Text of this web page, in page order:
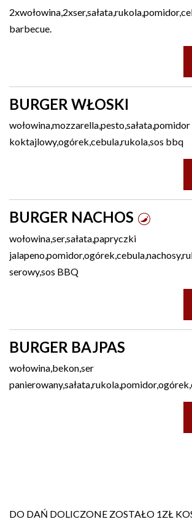
barbecue.
BURGER WŁOSKI
wołowina,mozzarella,pesto,sałata,pomidor
koktajlowy,ogórek,cebula,rukola,sos bbq
BURGER NACHOS
wołowina,ser,sałata,papryczki
serowy,sos BBQ
BURGER BAJPAS
wołowina,bekon,ser
DO DAŃ DOLICZONE ZOSTAŁO 1ZŁ